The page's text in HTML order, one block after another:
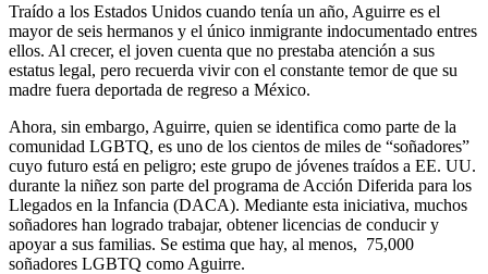
Traído a los Estados Unidos cuando tenía un año, Aguirre es el
mayor de seis hermanos y el único inmigrante indocumentado entres
ellos. Al crecer, el joven cuenta que no prestaba atención a sus
estatus legal, pero recuerda vivir con el constante temor de que su
madre fuera deportada de regreso a México.
Ahora, sin embargo, Aguirre, quien se identifica como parte de la
comunidad LGBTQ, es uno de los cientos de miles de “soñadores”
cuyo futuro está en peligro; este grupo de jóvenes traídos a EE. UU.
durante la niñez son parte del programa de Acción Diferida para los
Llegados en la Infancia (DACA). Mediante esta iniciativa, muchos
soñadores han logrado trabajar, obtener licencias de conducir y
apoyar a sus familias. Se estima que hay, al menos, 75,000
soñadores LGBTQ como Aguirre.